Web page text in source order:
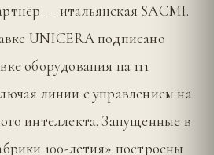
— итальянская SACMI.
UNICERA подписано
оборудования на 111
линии с управлением на
интеллекта. Запущенные в
100-летия» построены